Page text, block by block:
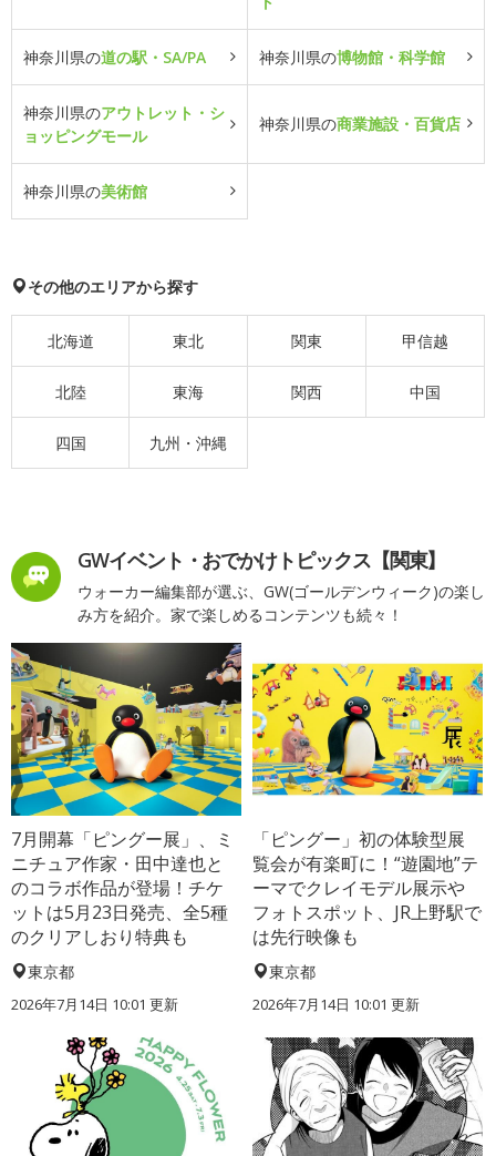
神奈川県の道の駅・SA/PA 神奈川県の博物館・科学館
神奈川県のアウトレット・シ
ョッピングモール
神奈川県の商業施設・百貨店
神奈川県の美術館
その他のエリアから探す
北海道 東北 関東 甲信越
北陸 東海 関西 中国
四国 九州・沖縄
GWイベント・おでかけトピックス【関東】
ウォーカー編集部が選ぶ、GW(ゴールデンウィーク)の楽し
み方を紹介。家で楽しめるコンテンツも続々！
7月開幕「ピングー展」、ミ
ニチュア作家・田中達也と
のコラボ作品が登場！チケ
ットは5月23日発売、全5種
のクリアしおり特典も
東京都
2026年7月14日 10:01 更新
「ピングー」初の体験型展
覧会が有楽町に！“遊園地”テ
ーマでクレイモデル展示や
フォトスポット、JR上野駅で
は先行映像も
東京都
2026年7月14日 10:01 更新